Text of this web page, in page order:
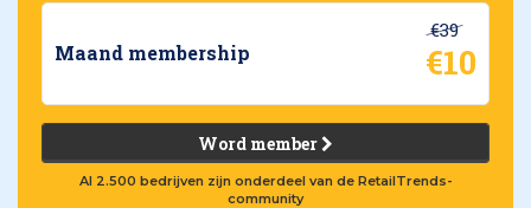
Maand membership
€39
€10
Word member
Al 2.500 bedrijven zijn onderdeel van de RetailTrends-
community